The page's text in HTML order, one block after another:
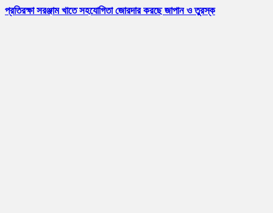
প্রতিরক্ষা সরঞ্জাম খাতে সহযোগিতা জোরদার করছে জাপান ও তুরস্ক